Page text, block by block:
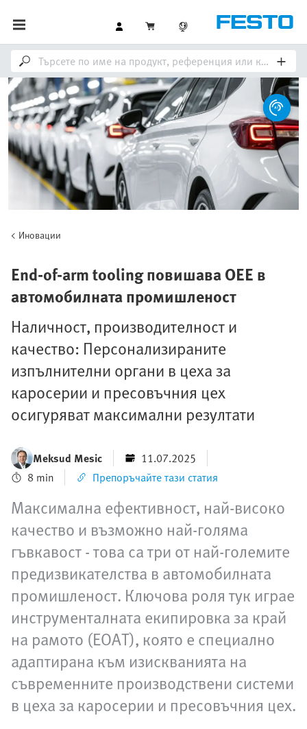
Иновации
End-of-arm tooling повишава OEE в
автомобилната промишленост
Наличност, производителност и
качество: Персонализираните
изпълнителни органи в цеха за
каросерии и пресовъчния цех
осигуряват максимални резултати
Meksud Mesic
11.07.2025
8 min
Препоръчайте тази статия
Максимална ефективност, най-високо
качество и възможно най-голяма
гъвкавост - това са три от най-големите
предизвикателства в автомобилната
промишленост. Ключова роля тук играе
инструменталната екипировка за край
на рамото (EOAT), която е специално
адаптирана към изискванията на
съвременните производствени системи
в цеха за каросерии и пресовъчния цех.